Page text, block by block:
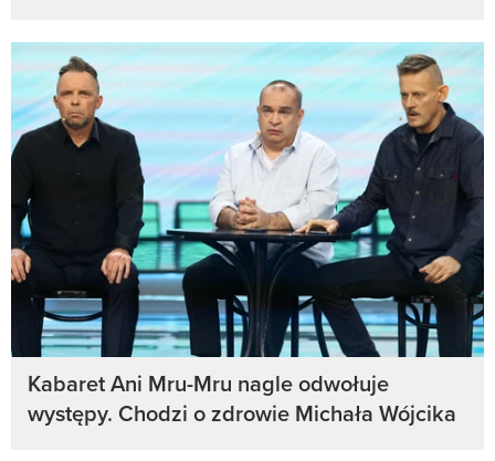
Kabaret Ani Mru-Mru nagle odwołuje
występy. Chodzi o zdrowie Michała Wójcika